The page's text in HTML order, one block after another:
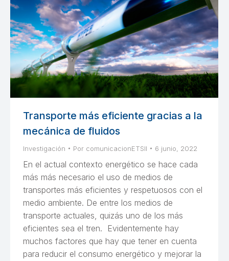
Transporte más eficiente gracias a la
mecánica de fluidos
Investigación Por comunicacionETSII 6 junio, 2022
En el actual contexto energético se hace cada
más más necesario el uso de medios de
transportes más eficientes y respetuosos con el
medio ambiente. De entre los medios de
transporte actuales, quizás uno de los más
eficientes sea el tren. Evidentemente hay
muchos factores que hay que tener en cuenta
para reducir el consumo energético y mejorar la